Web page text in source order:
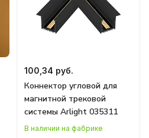
100,34 руб.
Коннектор угловой для
магнитной трековой
системы Arlight 035311
В наличии на фабрике